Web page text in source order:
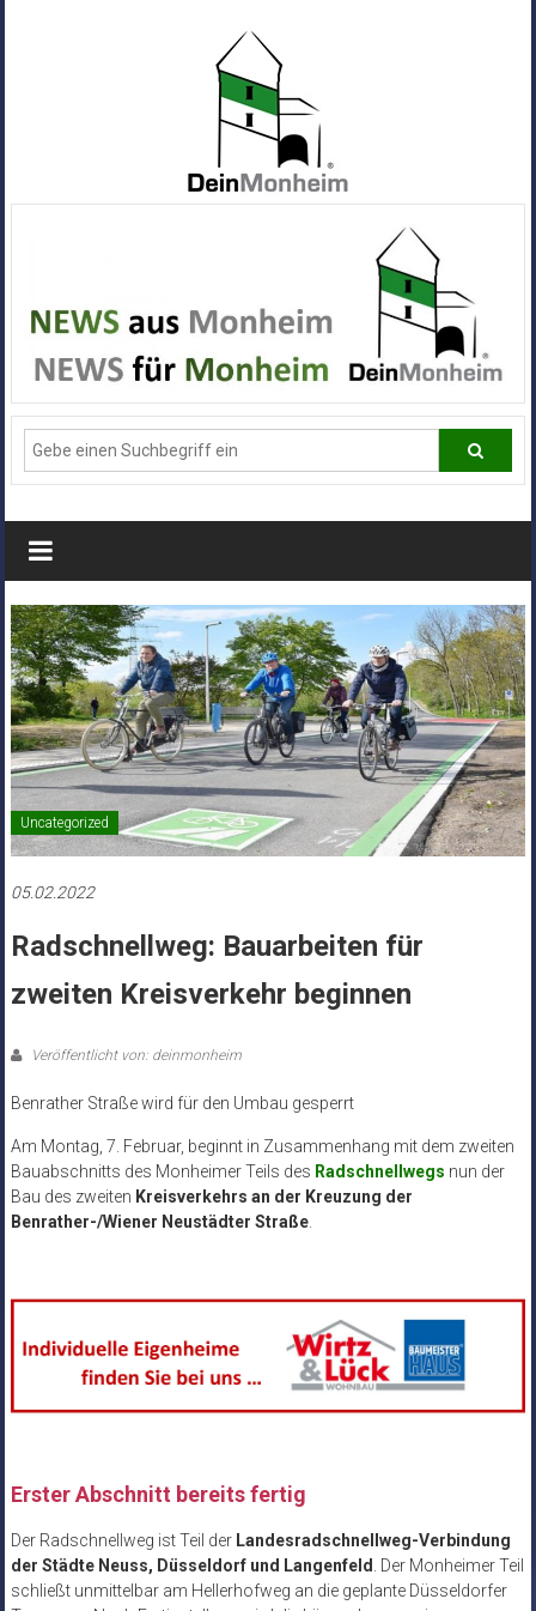
Alle
News
aus
Deiner
Stadt
Monheim
Uncategorized
05.02.2022
Radschnellweg: Bauarbeiten für
zweiten Kreisverkehr beginnen
Veröffentlicht von: deinmonheim
Benrather Straße wird für den Umbau gesperrt
Am Montag, 7. Februar, beginnt in Zusammenhang mit dem zweiten
Bauabschnitts des Monheimer Teils des Radschnellwegs nun der
Bau des zweiten Kreisverkehrs an der Kreuzung der
Benrather-/Wiener Neustädter Straße.
Erster Abschnitt bereits fertig
Der Radschnellweg ist Teil der Landesradschnellweg-Verbindung
der Städte Neuss, Düsseldorf und Langenfeld
. Der Monheimer Teil
schließt unmittelbar am Hellerhofweg an die geplante Düsseldorfer